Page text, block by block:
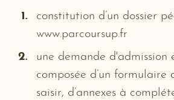
constitution d’un dossier
www.parcoursup.fr
une demande d'admission
composée d’un formulaire
saisir, d’annexes à